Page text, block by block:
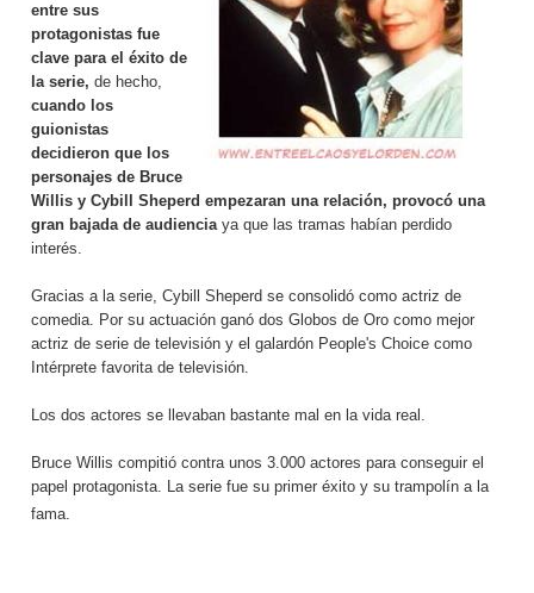
entre sus
protagonistas fue
clave para el éxito de
la serie, de hecho,
cuando los
guionistas
decidieron que los
personajes de Bruce
Willis y Cybill Sheperd empezaran una relación, provocó una
gran bajada de audienciaya que las tramas habían perdido
interés.
Gracias a la serie, Cybill Sheperd se consolidó como actriz de
comedia. Por su actuación ganó dos Globos de Oro como mejor
actriz de serie de televisión y el galardón People's Choice como
Intérprete favorita de televisión.
Los dos actores se llevaban bastante mal en la vida real.
Bruce Willis compitió contra unos 3.000 actores para conseguir el
papel protagonista. La serie fue su primer éxito y su trampolín a la
fama.